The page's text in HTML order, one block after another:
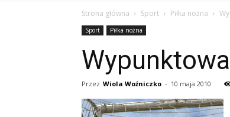
Strona główna Sport Piłka nożna
Sport Piłka nożna
Przez Wiola Woźniczko - 10 maja 2010